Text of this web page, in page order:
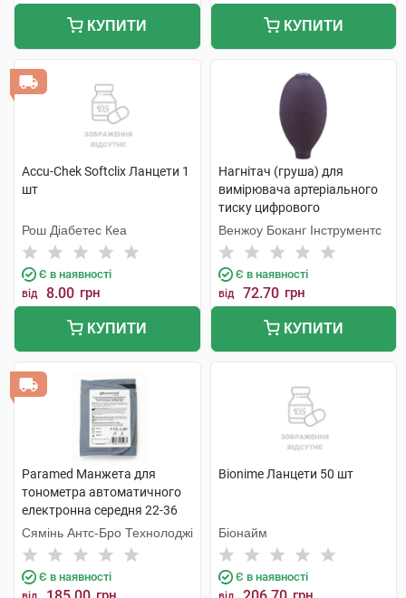
КУПИТИ КУПИТИ
Accu-Chek Softclix Ланцети 1
шт
Рош Діабетес Кеа
Є в наявності
від 8.00 грн
КУПИТИ
Нагнітач (груша) для
вимірювача артеріального
тиску цифрового
напівавтоматичного, колір
сірий 1 шт
Венжоу Боканг Інструментс
Є в наявності
від 72.70 грн
КУПИТИ
Paramed Манжета для
тонометра автоматичного
електронна середня 22-36
см 1 шт
Сямінь Антс-Бро Технолоджі
Є в наявності
Bionime Ланцети 50 шт
Біонайм
Є в наявності